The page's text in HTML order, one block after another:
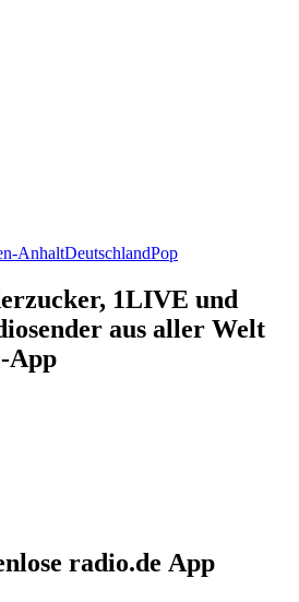
AnhaltDeutschlandPop
1LIVE und
aus aller Welt
App
radio.de App